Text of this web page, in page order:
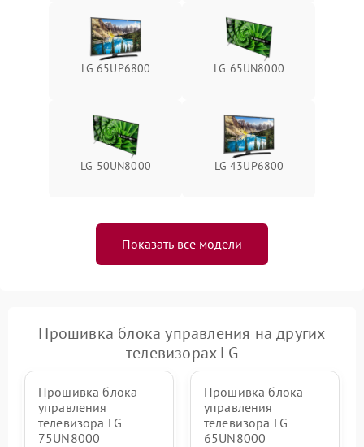
LG 65UP6800 LG 65UN8000
LG 50UN8000 LG 43UP6800
Показать все модели
Прошивка блока управления на других
телевизорах LG
Прошивка блока
управления
телевизора LG
75UN8000
Прошивка блока
управления
телевизора LG
65UN8000